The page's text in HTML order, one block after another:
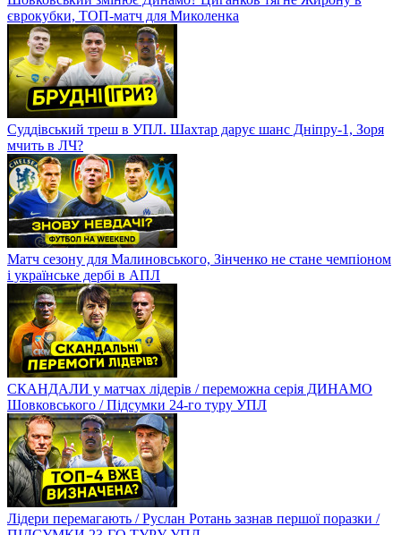
єврокубки, ТОП-матч для Миколенка
Суддівський треш в УПЛ. Шахтар дарує шанс Дніпру-1, Зоря
мчить в ЛЧ?
Матч сезону для Малиновського, Зінченко не стане чемпіоном
і українське дербі в АПЛ
СКАНДАЛИ у матчах лідерів / переможна серія ДИНАМО
Шовковського / Підсумки 24-го туру УПЛ
Лідери перемагають / Руслан Ротань зазнав першої поразки /